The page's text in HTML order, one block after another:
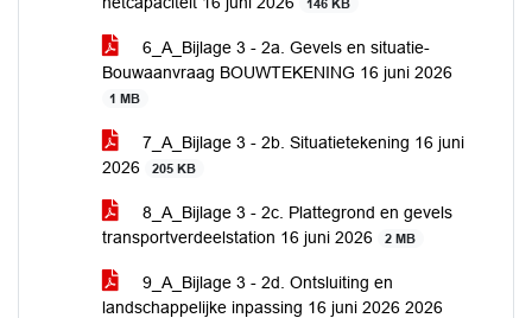
146 KB
6_A_Bijlage 3 - 2a. Gevels en situatie-
Bouwaanvraag BOUWTEKENING 16 juni 2026
1 MB
7_A_Bijlage 3 - 2b. Situatietekening 16 juni
2026
205 KB
8_A_Bijlage 3 - 2c. Plattegrond en gevels
transportverdeelstation 16 juni 2026
2 MB
9_A_Bijlage 3 - 2d. Ontsluiting en
landschappelijke inpassing 16 juni 2026 2026